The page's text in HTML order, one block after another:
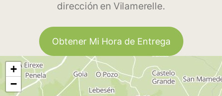
dirección en Vilamerelle.
Obtener Mi Hora de Entrega
+
−